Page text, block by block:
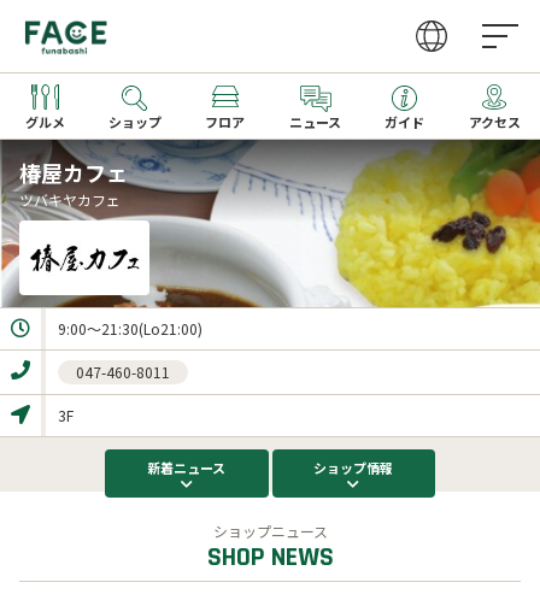
グルメ ショップ フロア ニュース ガイド アクセス
営業時間
アクセス
ファッション・雑貨
レストラン
カフェ・フーズ
サービス
家電
文化ホール
グルメガイドTOP
レストラン一覧
カフェ一覧
季節のメニュー
キッズメニュー一覧
取り扱いショップ一覧
新着ギフト
椿屋カフェ
ツバキヤカフェ
047-460-8011
3F
新着ニュース ショップ情報
ショップニュース